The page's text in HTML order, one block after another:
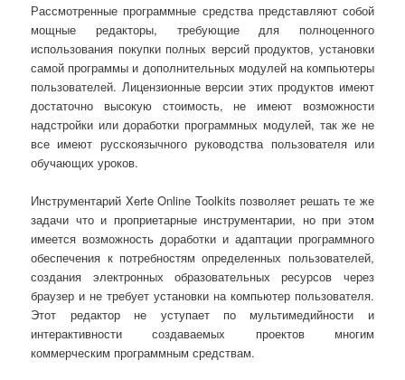
Рассмотренные программные средства представляют собой
мощные редакторы, требующие для полноценного
использования покупки полных версий продуктов, установки
самой программы и дополнительных модулей на компьютеры
пользователей. Лицензионные версии этих продуктов имеют
достаточно высокую стоимость, не имеют возможности
надстройки или доработки программных модулей, так же не
все имеют русскоязычного руководства пользователя или
обучающих уроков.
Инструментарий Xerte Online Toolkits позволяет решать те же
задачи что и проприетарные инструментарии, но при этом
имеется возможность доработки и адаптации программного
обеспечения к потребностям определенных пользователей,
создания электронных образовательных ресурсов через
браузер и не требует установки на компьютер пользователя.
Этот редактор не уступает по мультимедийности и
интерактивности создаваемых проектов многим
коммерческим программным средствам.